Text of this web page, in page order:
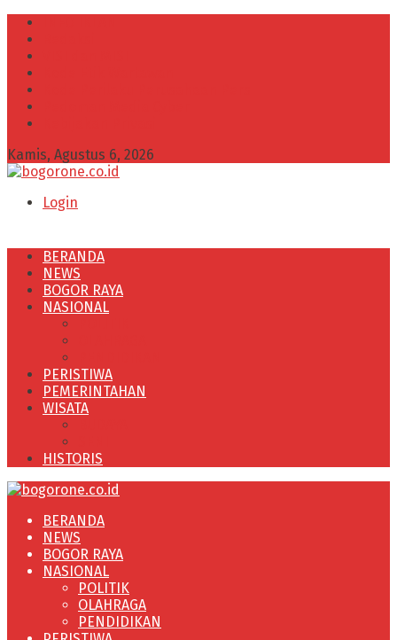
Kamis, Agustus 6, 2026
Login
BERANDA
NEWS
BOGOR RAYA
NASIONAL
PERISTIWA
PEMERINTAHAN
WISATA
HISTORIS
BERANDA
NEWS
BOGOR RAYA
NASIONAL
POLITIK
OLAHRAGA
PENDIDIKAN